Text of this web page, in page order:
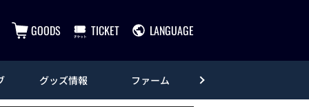
GOODS TICKET LANGUAGE
グッズ情報 ファーム